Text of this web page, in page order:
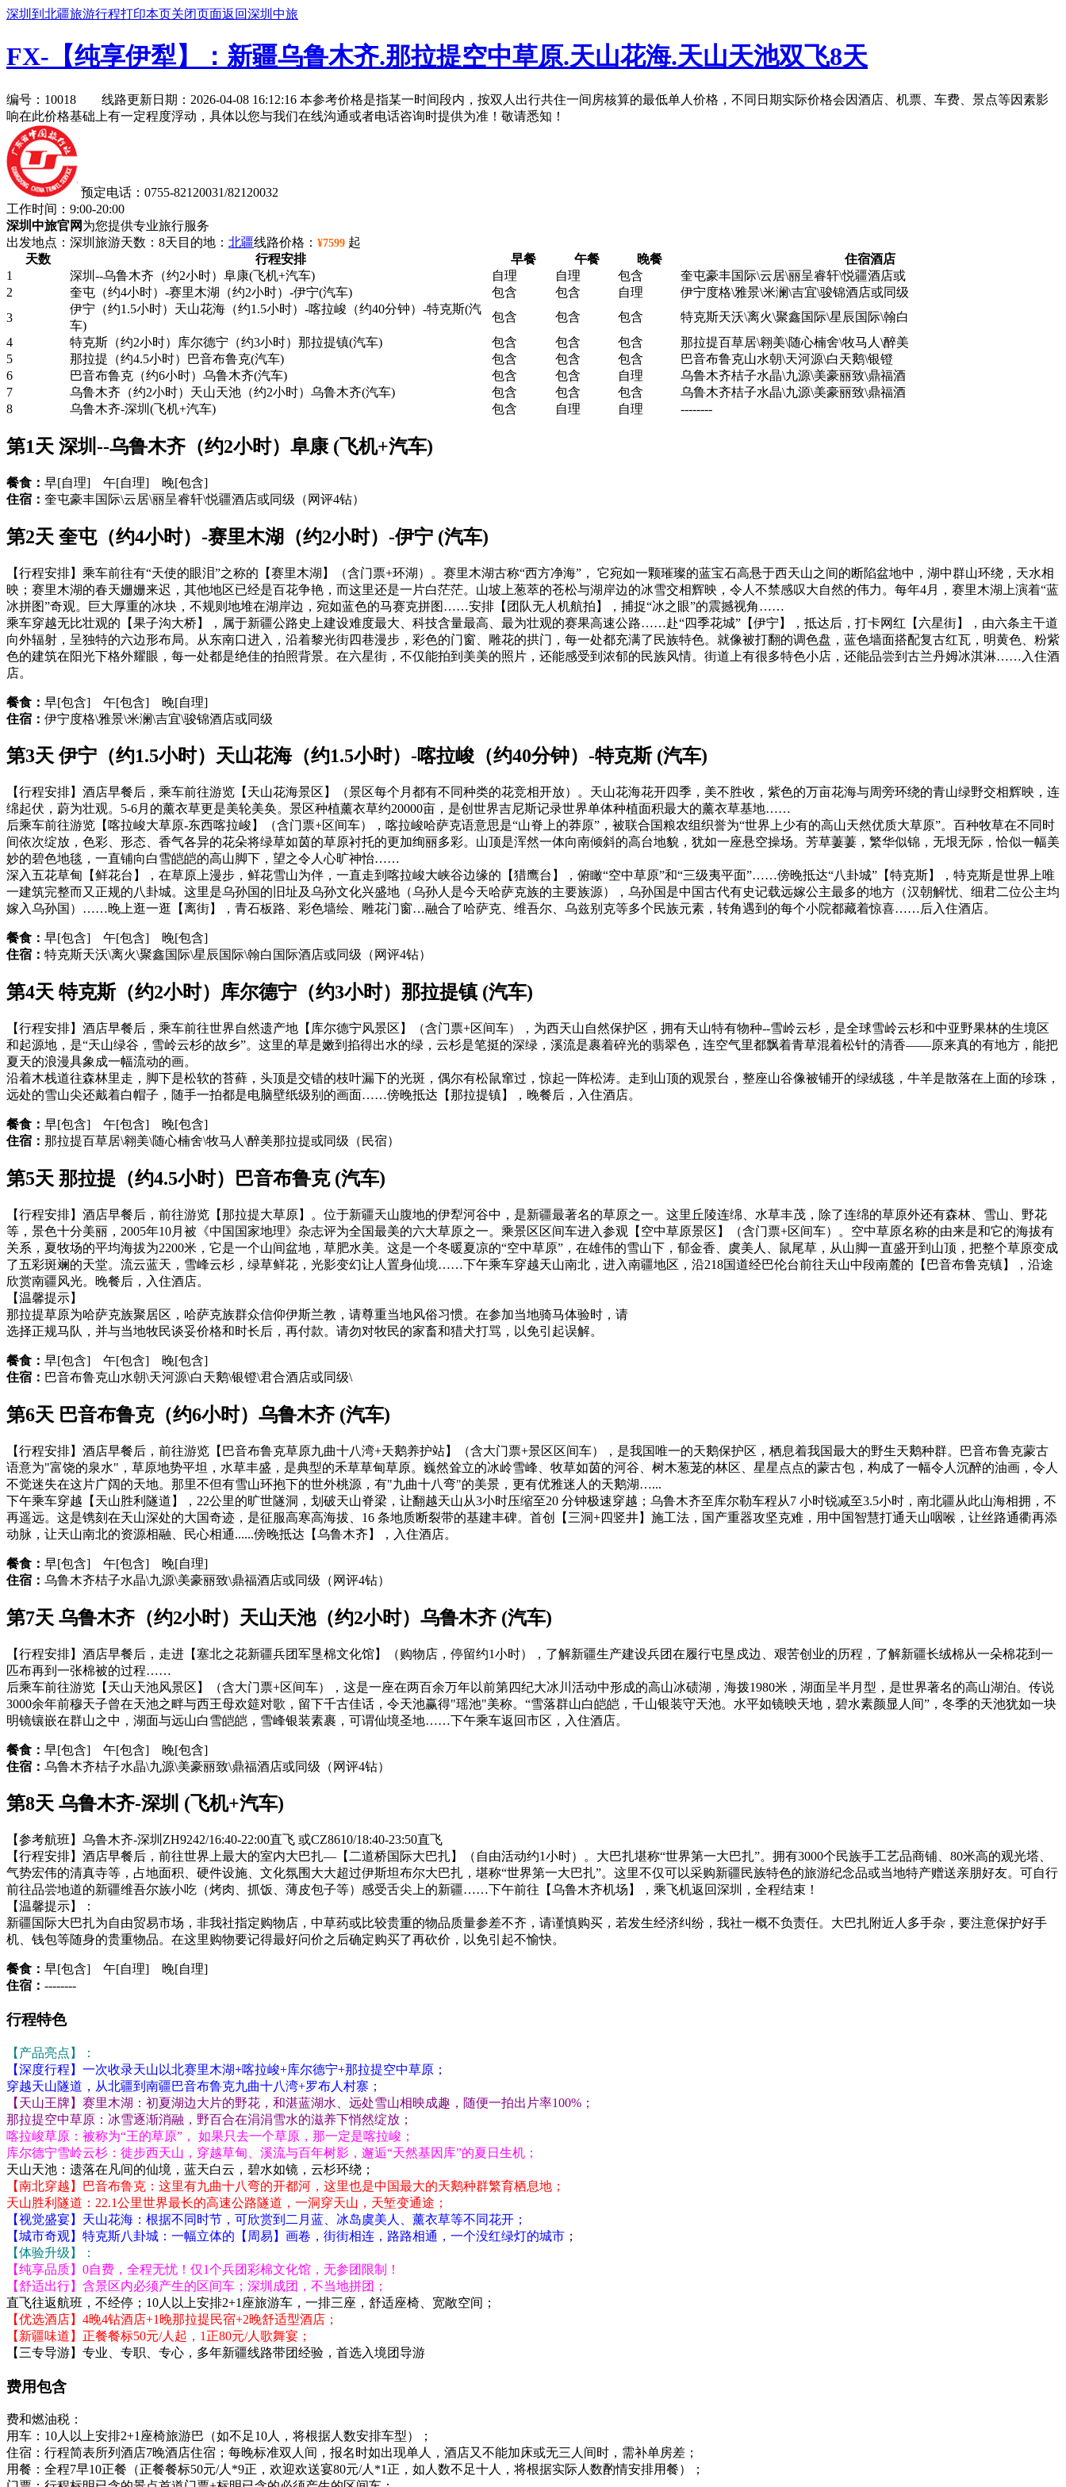
深圳到北疆旅游行程打印本页关闭页面返回深圳中旅
FX-【纯享伊犁】：新疆乌鲁木齐.那拉提空中草原.天山花海.天山天池双飞8天
编号：10018 线路更新日期：2026-04-08 16:12:16 本参考价格是指某一时间段内，按双人出行共住一间房核算的最低单人价格，不同日期实际价格会因酒店、机票、车费、景点等因素影
响在此价格基础上有一定程度浮动，具体以您与我们在线沟通或者电话咨询时提供为准！敬请悉知！
预定电话：0755-82120031/82120032
工作时间：9:00-20:00
深圳中旅官网为您提供专业旅行服务
出发地点：深圳 旅游天数：8天 目的地： 北疆线路价格： ¥7599 起
天数
行程安排 早餐 午餐 晚餐
住宿酒店
1
深圳--乌鲁木齐（约2小时）阜康(飞机+汽车) 自理 自理 包含
奎屯豪丰国际\云居\丽呈睿轩\悦疆酒店或
2
奎屯（约4小时）-赛里木湖（约2小时）-伊宁(汽车) 包含 包含 自理
伊宁度格\雅景\米澜\吉宜\骏锦酒店或同级
3
伊宁（约1.5小时）天山花海（约1.5小时）-喀拉峻（约40分钟）-特克斯(汽
车)
包含 包含 包含
特克斯天沃\离火\聚鑫国际\星辰国际\翰白
4
特克斯（约2小时）库尔德宁（约3小时）那拉提镇(汽车) 包含 包含 包含
那拉提百草居\翱美\随心楠舍\牧马人\醉美
5
那拉提（约4.5小时）巴音布鲁克(汽车) 包含 包含 包含
巴音布鲁克山水朝\天河源\白天鹅\银镫
6
巴音布鲁克（约6小时）乌鲁木齐(汽车) 包含 包含 自理
乌鲁木齐桔子水晶\九源\美豪丽致\鼎福酒
7
乌鲁木齐（约2小时）天山天池（约2小时）乌鲁木齐(汽车) 包含 包含 包含
乌鲁木齐桔子水晶\九源\美豪丽致\鼎福酒
8
乌鲁木齐-深圳(飞机+汽车) 包含 自理 自理 --------
第1天 深圳--乌鲁木齐（约2小时）阜康 (飞机+汽车)
餐食： 早[自理] 午[自理] 晚[包含]
住宿： 奎屯豪丰国际\云居\丽呈睿轩\悦疆酒店或同级（网评4钻）
第2天 奎屯（约4小时）-赛里木湖（约2小时）-伊宁 (汽车)
【行程安排】乘车前往有“天使的眼泪”之称的【赛里木湖】（含门票+环湖）。赛里木湖古称“西方净海”， 它宛如一颗璀璨的蓝宝石高悬于西天山之间的断陷盆地中，湖中群山环绕，天水相
映；赛里木湖的春天姗姗来迟，其他地区已经是百花争艳，而这里还是一片白茫茫。山坡上葱萃的苍松与湖岸边的冰雪交相辉映，令人不禁感叹大自然的伟力。每年4月，赛里木湖上演着“蓝
冰拼图”奇观。巨大厚重的冰块，不规则地堆在湖岸边，宛如蓝色的马赛克拼图……安排【团队无人机航拍】，捕捉“冰之眼”的震撼视角……
乘车穿越无比壮观的【果子沟大桥】，属于新疆公路史上建设难度最大、科技含量最高、最为壮观的赛果高速公路……赴“四季花城”【伊宁】，抵达后，打卡网红【六星街】，由六条主干道
向外辐射，呈独特的六边形布局。从东南口进入，沿着黎光街四巷漫步，彩色的门窗、雕花的拱门，每一处都充满了民族特色。就像被打翻的调色盘，蓝色墙面搭配复古红瓦，明黄色、粉紫
色的建筑在阳光下格外耀眼，每一处都是绝佳的拍照背景。在六星街，不仅能拍到美美的照片，还能感受到浓郁的民族风情。街道上有很多特色小店，还能品尝到古兰丹姆冰淇淋……入住酒
店。
餐食： 早[包含] 午[包含] 晚[自理]
住宿： 伊宁度格\雅景\米澜\吉宜\骏锦酒店或同级
第3天 伊宁（约1.5小时）天山花海（约1.5小时）-喀拉峻（约40分钟）-特克斯 (汽车)
【行程安排】酒店早餐后，乘车前往游览【天山花海景区】（景区每个月都有不同种类的花竞相开放）。天山花海花开四季，美不胜收，紫色的万亩花海与周旁环绕的青山绿野交相辉映，连
绵起伏，蔚为壮观。5-6月的薰衣草更是美轮美奂。景区种植薰衣草约20000亩，是创世界吉尼斯记录世界单体种植面积最大的薰衣草基地……
后乘车前往游览【喀拉峻大草原-东西喀拉峻】（含门票+区间车），喀拉峻哈萨克语意思是“山脊上的莽原”，被联合国粮农组织誉为“世界上少有的高山天然优质大草原”。百种牧草在不同时
间依次绽放，色彩、形态、香气各异的花朵将绿草如茵的草原衬托的更加绚丽多彩。山顶是浑然一体向南倾斜的高台地貌，犹如一座悬空操场。芳草萋萋，繁华似锦，无垠无际，恰似一幅美
妙的碧色地毯，一直铺向白雪皑皑的高山脚下，望之令人心旷神怡……
深入五花草甸【鲜花台】，在草原上漫步，鲜花雪山为伴，一直走到喀拉峻大峡谷边缘的【猎鹰台】，俯瞰“空中草原”和“三级夷平面”……傍晚抵达“八卦城”【特克斯】，特克斯是世界上唯
一建筑完整而又正规的八卦城。这里是乌孙国的旧址及乌孙文化兴盛地（乌孙人是今天哈萨克族的主要族源），乌孙国是中国古代有史记载远嫁公主最多的地方（汉朝解忧、细君二位公主均
嫁入乌孙国）……晚上逛一逛【离街】，青石板路、彩色墙绘、雕花门窗…融合了哈萨克、维吾尔、乌兹别克等多个民族元素，转角遇到的每个小院都藏着惊喜……后入住酒店。
餐食： 早[包含] 午[包含] 晚[包含]
住宿： 特克斯天沃\离火\聚鑫国际\星辰国际\翰白国际酒店或同级（网评4钻）
第4天 特克斯（约2小时）库尔德宁（约3小时）那拉提镇 (汽车)
【行程安排】酒店早餐后，乘车前往世界自然遗产地【库尔德宁风景区】（含门票+区间车），为西天山自然保护区，拥有天山特有物种--雪岭云杉，是全球雪岭云杉和中亚野果林的生境区
和起源地，是“天山绿谷，雪岭云杉的故乡”。这里的草是嫩到掐得出水的绿，云杉是笔挺的深绿，溪流是裹着碎光的翡翠色，连空气里都飘着青草混着松针的清香——原来真的有地方，能把
夏天的浪漫具象成一幅流动的画。
沿着木栈道往森林里走，脚下是松软的苔藓，头顶是交错的枝叶漏下的光斑，偶尔有松鼠窜过，惊起一阵松涛。走到山顶的观景台，整座山谷像被铺开的绿绒毯，牛羊是散落在上面的珍珠，
远处的雪山尖还戴着白帽子，随手一拍都是电脑壁纸级别的画面……傍晚抵达【那拉提镇】，晚餐后，入住酒店。
餐食： 早[包含] 午[包含] 晚[包含]
住宿： 那拉提百草居\翱美\随心楠舍\牧马人\醉美那拉提或同级（民宿）
第5天 那拉提（约4.5小时）巴音布鲁克 (汽车)
【行程安排】酒店早餐后，前往游览【那拉提大草原】。位于新疆天山腹地的伊犁河谷中，是新疆最著名的草原之一。这里丘陵连绵、水草丰茂，除了连绵的草原外还有森林、雪山、野花
等，景色十分美丽，2005年10月被《中国国家地理》杂志评为全国最美的六大草原之一。乘景区区间车进入参观【空中草原景区】（含门票+区间车）。空中草原名称的由来是和它的海拔有
关系，夏牧场的平均海拔为2200米，它是一个山间盆地，草肥水美。这是一个冬暖夏凉的“空中草原”，在雄伟的雪山下，郁金香、虞美人、鼠尾草，从山脚一直盛开到山顶，把整个草原变成
了五彩斑斓的天堂。流云蓝天，雪峰云杉，绿草鲜花，光影变幻让人置身仙境……下午乘车穿越天山南北，进入南疆地区，沿218国道经巴伦台前往天山中段南麓的【巴音布鲁克镇】，沿途
欣赏南疆风光。晚餐后，入住酒店。
【温馨提示】
那拉提草原为哈萨克族聚居区，哈萨克族群众信仰伊斯兰教，请尊重当地风俗习惯。在参加当地骑马体验时，请
选择正规马队，并与当地牧民谈妥价格和时长后，再付款。请勿对牧民的家畜和猎犬打骂，以免引起误解。
餐食： 早[包含] 午[包含] 晚[包含]
住宿： 巴音布鲁克山水朝\天河源\白天鹅\银镫\君合酒店或同级\
第6天 巴音布鲁克（约6小时）乌鲁木齐 (汽车)
【行程安排】酒店早餐后，前往游览【巴音布鲁克草原九曲十八湾+天鹅养护站】（含大门票+景区区间车），是我国唯一的天鹅保护区，栖息着我国最大的野生天鹅种群。巴音布鲁克蒙古
语意为"富饶的泉水"，草原地势平坦，水草丰盛，是典型的禾草草甸草原。巍然耸立的冰岭雪峰、牧草如茵的河谷、树木葱茏的林区、星星点点的蒙古包，构成了一幅令人沉醉的油画，令人
不觉迷失在这片广阔的天地。那里不但有雪山环抱下的世外桃源，有"九曲十八弯"的美景，更有优雅迷人的天鹅湖…...
下午乘车穿越【天山胜利隧道】，22公里的旷世隧洞，划破天山脊梁，让翻越天山从3小时压缩至20 分钟极速穿越；乌鲁木齐至库尔勒车程从7 小时锐减至3.5小时，南北疆从此山海相拥，不
再遥远。这是镌刻在天山深处的大国奇迹，是征服高寒高海拔、16 条地质断裂带的基建丰碑。首创【三洞+四竖井】施工法，国产重器攻坚克难，用中国智慧打通天山咽喉，让丝路通衢再添
动脉，让天山南北的资源相融、民心相通......傍晚抵达【乌鲁木齐】，入住酒店。
餐食： 早[包含] 午[包含] 晚[自理]
住宿： 乌鲁木齐桔子水晶\九源\美豪丽致\鼎福酒店或同级（网评4钻）
第7天 乌鲁木齐（约2小时）天山天池（约2小时）乌鲁木齐 (汽车)
【行程安排】酒店早餐后，走进【塞北之花新疆兵团军垦棉文化馆】（购物店，停留约1小时），了解新疆生产建设兵团在履行屯垦戍边、艰苦创业的历程，了解新疆长绒棉从一朵棉花到一
匹布再到一张棉被的过程……
后乘车前往游览【天山天池风景区】（含大门票+区间车），这是一座在两百余万年以前第四纪大冰川活动中形成的高山冰碛湖，海拨1980米，湖面呈半月型，是世界著名的高山湖泊。传说
3000余年前穆天子曾在天池之畔与西王母欢筵对歌，留下千古佳话，令天池赢得"瑶池"美称。“雪落群山白皑皑，千山银装守天池。水平如镜映天地，碧水素颜显人间”，冬季的天池犹如一块
明镜镶嵌在群山之中，湖面与远山白雪皑皑，雪峰银装素裹，可谓仙境圣地……下午乘车返回市区，入住酒店。
餐食： 早[包含] 午[包含] 晚[包含]
住宿： 乌鲁木齐桔子水晶\九源\美豪丽致\鼎福酒店或同级（网评4钻）
第8天 乌鲁木齐-深圳 (飞机+汽车)
【参考航班】乌鲁木齐-深圳ZH9242/16:40-22:00直飞 或CZ8610/18:40-23:50直飞
【行程安排】酒店早餐后，前往世界上最大的室内大巴扎—【二道桥国际大巴扎】（自由活动约1小时）。大巴扎堪称“世界第一大巴扎”。拥有3000个民族手工艺品商铺、80米高的观光塔、
气势宏伟的清真寺等，占地面积、硬件设施、文化氛围大大超过伊斯坦布尔大巴扎，堪称“世界第一大巴扎”。这里不仅可以采购新疆民族特色的旅游纪念品或当地特产赠送亲朋好友。可自行
前往品尝地道的新疆维吾尔族小吃（烤肉、抓饭、薄皮包子等）感受舌尖上的新疆……下午前往【乌鲁木齐机场】，乘飞机返回深圳，全程结束！
【温馨提示】：
新疆国际大巴扎为自由贸易市场，非我社指定购物店，中草药或比较贵重的物品质量参差不齐，请谨慎购买，若发生经济纠纷，我社一概不负责任。大巴扎附近人多手杂，要注意保护好手
机、钱包等随身的贵重物品。在这里购物要记得最好问价之后确定购买了再砍价，以免引起不愉快。
餐食： 早[包含] 午[自理] 晚[自理]
住宿： --------
行程特色
【产品亮点】：
【深度行程】一次收录天山以北赛里木湖+喀拉峻+库尔德宁+那拉提空中草原；
穿越天山隧道，从北疆到南疆巴音布鲁克九曲十八湾+罗布人村寨；
【天山王牌】赛里木湖：初夏湖边大片的野花，和湛蓝湖水、远处雪山相映成趣，随便一拍出片率100%；
那拉提空中草原：冰雪逐渐消融，野百合在涓涓雪水的滋养下悄然绽放；
喀拉峻草原：被称为“王的草原”， 如果只去一个草原，那一定是喀拉峻；
库尔德宁雪岭云杉：徙步西天山，穿越草甸、溪流与百年树影，邂逅“天然基因库”的夏日生机；
天山天池：遗落在凡间的仙境，蓝天白云，碧水如镜，云杉环绕；
【南北穿越】巴音布鲁克：这里有九曲十八弯的开都河，这里也是中国最大的天鹅种群繁育栖息地；
天山胜利隧道：22.1公里世界最长的高速公路隧道，一洞穿天山，天堑变通途；
【视觉盛宴】天山花海：根据不同时节，可欣赏到二月蓝、冰岛虞美人、薰衣草等不同花开；
【城市奇观】特克斯八卦城：一幅立体的【周易】画卷，街街相连，路路相通，一个没红绿灯的城市 ；
【体验升级】：
【纯享品质】0自费，全程无忧！仅1个兵团彩棉文化馆，无参团限制！
【舒适出行】含景区内必须产生的区间车；深圳成团，不当地拼团；
直飞往返航班，不经停；10人以上安排2+1座旅游车，一排三座，舒适座椅、宽敞空间；
【优选酒店】4晚4钻酒店+1晚那拉提民宿+2晚舒适型酒店；
【新疆味道】正餐餐标50元/人起，1正80元/人歌舞宴；
【三专导游】专业、专职、专心，多年新疆线路带团经验，首选入境团导游
费用包含
费和燃油税：
用车：10人以上安排2+1座椅旅游巴（如不足10人，将根据人数安排车型）；
住宿：行程简表所列酒店7晚酒店住宿；每晚标准双人间，报名时如出现单人，酒店又不能加床或无三人间时，需补单房差；
用餐：全程7早10正餐（正餐餐标50元/人*9正，欢迎欢送宴80元/人*1正，如人数不足十人，将根据实际人数酌情安排用餐）；